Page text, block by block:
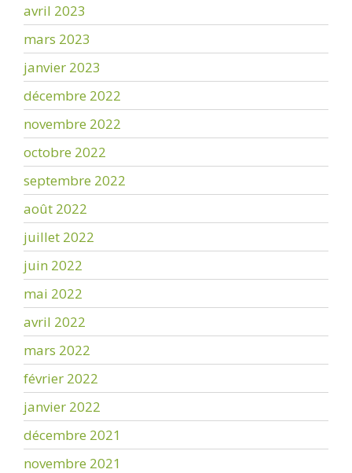
avril 2023
mars 2023
janvier 2023
décembre 2022
novembre 2022
octobre 2022
septembre 2022
août 2022
juillet 2022
juin 2022
mai 2022
avril 2022
mars 2022
février 2022
janvier 2022
décembre 2021
novembre 2021